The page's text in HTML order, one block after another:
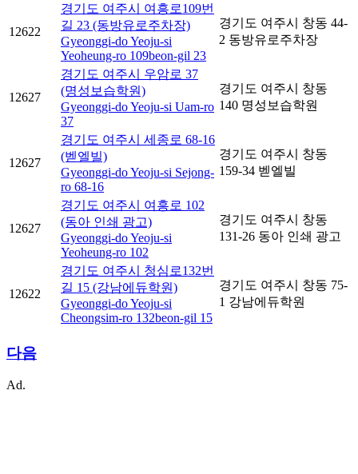
12622
경기도 여주시 여흥로109번
길 23 (동방유로주차장)
Gyeonggi-do Yeoju-si
Yeoheung-ro 109beon-gil 23
경기도 여주시 창동 44-
2 동방유로주차장
12627
경기도 여주시 우암로 37
(명성보습학원)
Gyeonggi-do Yeoju-si Uam-ro
37
경기도 여주시 창동
140 명성보습학원
12627
경기도 여주시 세종로 68-16
(벧엘빌)
Gyeonggi-do Yeoju-si Sejong-
ro 68-16
경기도 여주시 창동
159-34 벧엘빌
12627
경기도 여주시 여흥로 102
(동아 인쇄 광고)
Gyeonggi-do Yeoju-si
Yeoheung-ro 102
경기도 여주시 창동
131-26 동아 인쇄 광고
12622
경기도 여주시 청심로132번
길 15 (강남에듀학원)
Gyeonggi-do Yeoju-si
Cheongsim-ro 132beon-gil 15
경기도 여주시 창동 75-
1 강남에듀학원
다음
Ad.